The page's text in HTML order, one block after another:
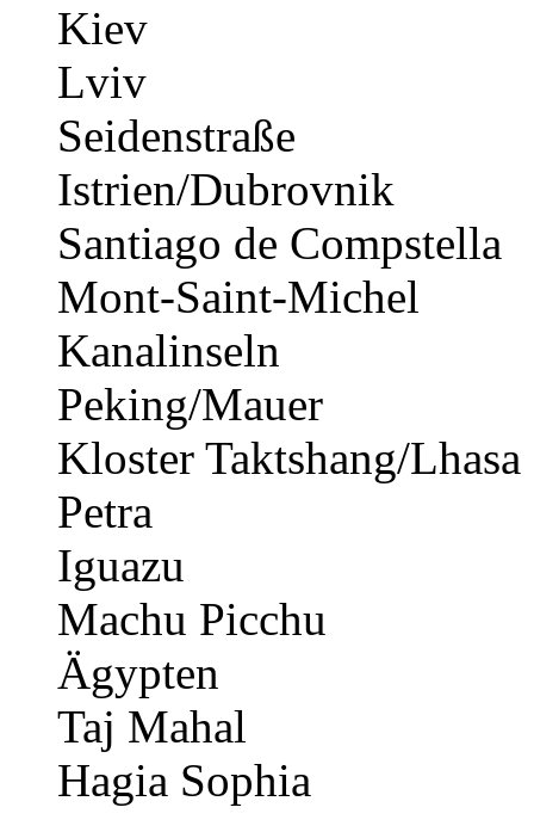
Kiev
Lviv
Seidenstraße
Istrien/Dubrovnik
Santiago de Compstella
Mont-Saint-Michel
Kanalinseln
Peking/Mauer
Kloster Taktshang/Lhasa
Petra
Iguazu
Machu Picchu
Ägypten
Taj Mahal
Hagia Sophia